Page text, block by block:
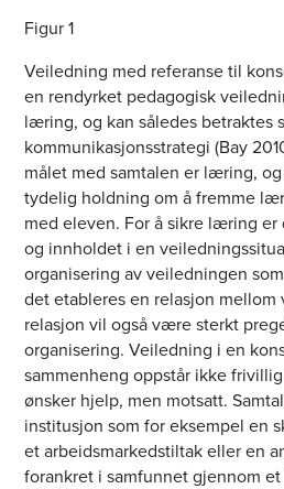
Figur 1
Veiledning med referanse til
en rendyrket pedagogisk
læring, og kan således betraktes
kommunikasjonsstrategi (Bay
målet med samtalen er læring,
tydelig holdning om å fremme
med eleven. For å sikre læring
og innholdet i en
organisering av veiledningen
det etableres en relasjon
relasjon vil også være sterkt
organisering. Veiledning i en
sammenheng oppstår ikke
ønsker hjelp, men motsatt.
institusjon som for eksempel en
et arbeidsmarkedstiltak eller en
forankret i samfunnet gjennom